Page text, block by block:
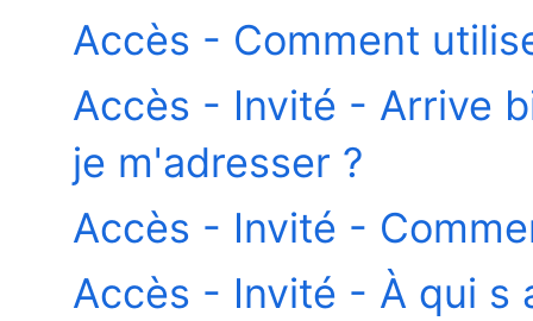
Accès - Comment
Accès - Invité - Arrive
je m'adresser ?
Accès - Invité -
Accès - Invité - À qui s